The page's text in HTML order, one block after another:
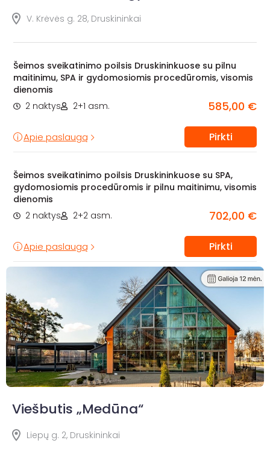
V. Krėvės g. 28, Druskininkai
Šeimos sveikatinimo poilsis Druskininkuose su pilnu
maitinimu, SPA ir gydomosiomis procedūromis, visomis
dienomis
2 naktys
2+1 asm. 585,00 €
Apie paslaugą Pirkti
Šeimos sveikatinimo poilsis Druskininkuose su SPA,
gydomosiomis procedūromis ir pilnu maitinimu, visomis
dienomis
2 naktys
2+2 asm. 702,00 €
Apie paslaugą Pirkti
Viešbutis „Medūna“
Liepų g. 2, Druskininkai